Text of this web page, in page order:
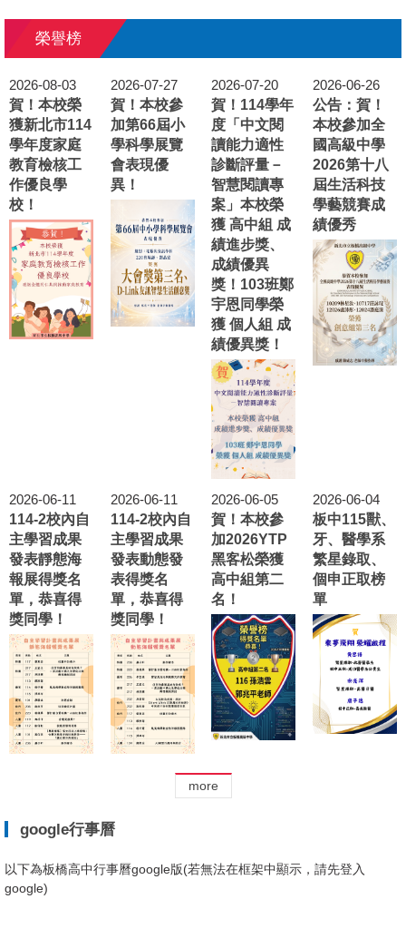
榮譽榜
2026-08-03
賀！本校榮
獲新北市114
學年度家庭
教育檢核工
作優良學
校！
2026-07-27
賀！本校參
加第66屆小
學科學展覽
會表現優
異！
2026-07-20
賀！114學年
度「中文閱
讀能力適性
診斷評量－
智慧閱讀專
案」本校榮
獲 高中組 成
績進步獎、
成績優異
獎！103班鄭
宇恩同學榮
獲 個人組 成
績優異獎！
2026-06-26
公告：賀！
本校參加全
國高級中學
2026第十八
屆生活科技
學藝競賽成
績優秀
2026-06-11
114-2校內自
主學習成果
發表靜態海
報展得獎名
單，恭喜得
獎同學！
2026-06-11
114-2校內自
主學習成果
發表動態發
表得獎名
單，恭喜得
獎同學！
2026-06-05
賀！本校參
加2026YTP
黑客松榮獲
高中組第二
名！
2026-06-04
板中115獸、
牙、醫學系
繁星錄取、
個申正取榜
單
more
google行事曆
以下為板橋高中行事曆google版(若無法在框架中顯示，請先登入
google)